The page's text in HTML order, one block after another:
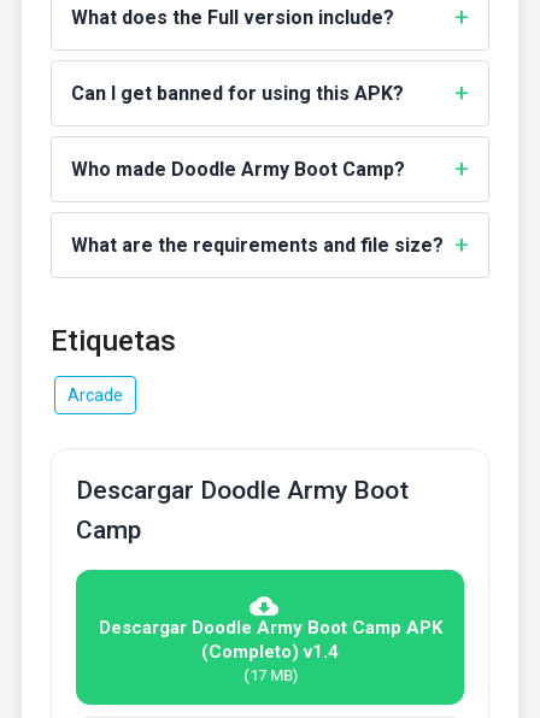
What does the Full version include?
Can I get banned for using this APK?
Who made Doodle Army Boot Camp?
What are the requirements and file size?
Etiquetas
Arcade
Descargar Doodle Army Boot
Camp
Descargar Doodle Army Boot Camp APK
(Completo) v1.4
(17 MB)